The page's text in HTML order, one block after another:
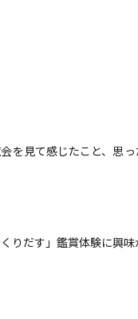
を見て感じたこと、
りだす」鑑賞体験に興